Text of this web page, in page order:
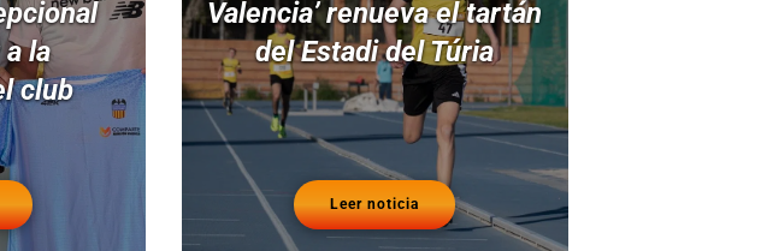
a la
club
Valencia’ renueva el tartán
del Estadi del Túria
Leer noticia